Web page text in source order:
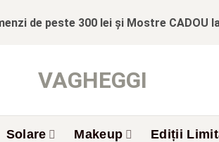
de peste 300 lei și Mostre CADOU
Solare Makeup Ediții